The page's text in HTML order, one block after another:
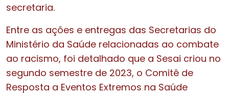
secretaria.
Entre as ações e entregas das Secretarias do
Ministério da Saúde relacionadas ao combate
ao racismo, foi detalhado que a Sesai criou no
segundo semestre de 2023, o Comitê de
Resposta a Eventos Extremos na Saúde